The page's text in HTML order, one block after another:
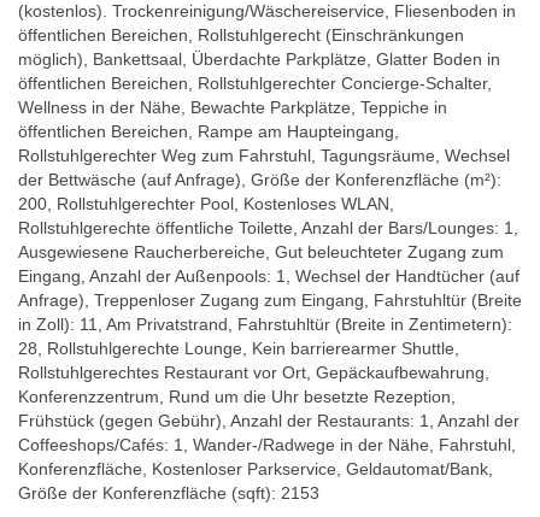
(kostenlos). Trockenreinigung/Wäschereiservice, Fliesenboden in
öffentlichen Bereichen, Rollstuhlgerecht (Einschränkungen
möglich), Bankettsaal, Überdachte Parkplätze, Glatter Boden in
öffentlichen Bereichen, Rollstuhlgerechter Concierge-Schalter,
Wellness in der Nähe, Bewachte Parkplätze, Teppiche in
öffentlichen Bereichen, Rampe am Haupteingang,
Rollstuhlgerechter Weg zum Fahrstuhl, Tagungsräume, Wechsel
der Bettwäsche (auf Anfrage), Größe der Konferenzfläche (m²):
200, Rollstuhlgerechter Pool, Kostenloses WLAN,
Rollstuhlgerechte öffentliche Toilette, Anzahl der Bars/Lounges: 1,
Ausgewiesene Raucherbereiche, Gut beleuchteter Zugang zum
Eingang, Anzahl der Außenpools: 1, Wechsel der Handtücher (auf
Anfrage), Treppenloser Zugang zum Eingang, Fahrstuhltür (Breite
in Zoll): 11, Am Privatstrand, Fahrstuhltür (Breite in Zentimetern):
28, Rollstuhlgerechte Lounge, Kein barrierearmer Shuttle,
Rollstuhlgerechtes Restaurant vor Ort, Gepäckaufbewahrung,
Konferenzzentrum, Rund um die Uhr besetzte Rezeption,
Frühstück (gegen Gebühr), Anzahl der Restaurants: 1, Anzahl der
Coffeeshops/Cafés: 1, Wander-/Radwege in der Nähe, Fahrstuhl,
Konferenzfläche, Kostenloser Parkservice, Geldautomat/Bank,
Größe der Konferenzfläche (sqft): 2153